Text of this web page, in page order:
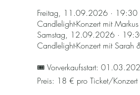
Freitag, 11.09.2026 · 19:30
Candlelight-Konzert mit
Samstag, 12.09.2026 ·
Candlelight-Konzert mit Sarah
🎟 Vorverkaufsstart:
Preis: 18 € pro Ticket/Konzert